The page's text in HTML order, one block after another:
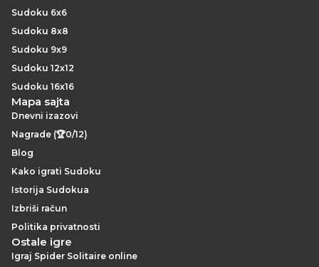
Sudoku 6x6
Sudoku 8x8
Sudoku 9x9
Sudoku 12x12
Sudoku 16x16
Mapa sajta
Dnevni izazovi
Nagrade (🏆0/12)
Blog
Kako igrati Sudoku
Istorija Sudokua
Izbriši račun
Politika privatnosti
Ostale igre
Igraj Spider Solitaire online